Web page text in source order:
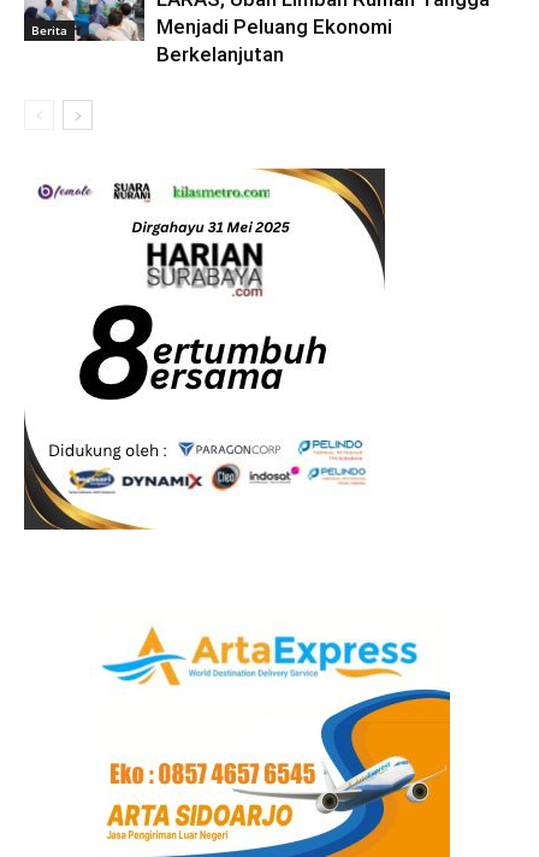
Berita
Menjadi Peluang Ekonomi
Berkelanjutan